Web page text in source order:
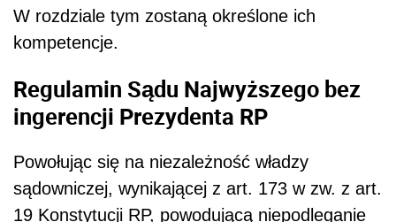
W rozdziale tym zostaną określone ich
kompetencje.
Regulamin Sądu Najwyższego bez
ingerencji Prezydenta RP
Powołując się na niezależność władzy
sądowniczej, wynikającej z art. 173 w zw. z art.
19 Konstytucji RP, powodującą niepodleganie